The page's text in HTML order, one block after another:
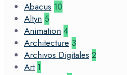
Abacus 10
Altyn 5
Animation 4
Architecture 3
Archivos Digitales 2
Art 1